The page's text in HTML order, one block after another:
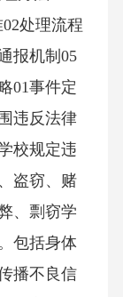
处理流程
报机制05
01事件定
违反法律
校规定违
盗窃、赌
、剽窃学
包括身体
播不良信